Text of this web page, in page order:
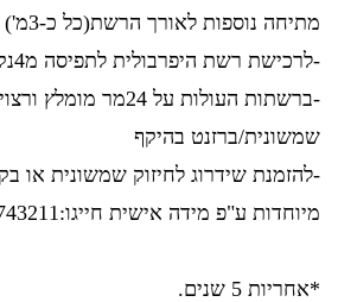
מתיחה נוספות לאורך הרשת(כל כ-3מ')
-לרכישת רשת היפרבולית לתפיסה מ4נק בלבד
-ברשתות העולות על 24מר
שמשונית/ברזנט בהיקף
-להזמנת שידרוג לחיזוק שמשונית או
מיוחדות ע"פ מידה אישית חייגו:073-3743211
*אחריות 5 שנים.